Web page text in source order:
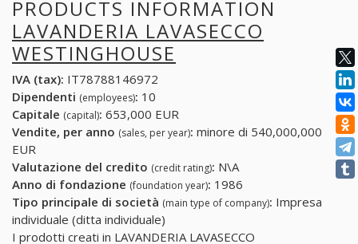
PRODUCTS INFORMATION
LAVANDERIA LAVASECCO
WESTINGHOUSE
IVA (tax): IT78788146972
Dipendenti (employees): 10
Capitale (capital): 653,000 EUR
Vendite, per anno (sales, per year): minore di 540,000,000
EUR
Valutazione del credito (credit rating): N\A
Anno di fondazione (foundation year): 1986
Tipo principale di società (main type of company): Impresa
individuale (ditta individuale)
I prodotti creati in LAVANDERIA LAVASECCO